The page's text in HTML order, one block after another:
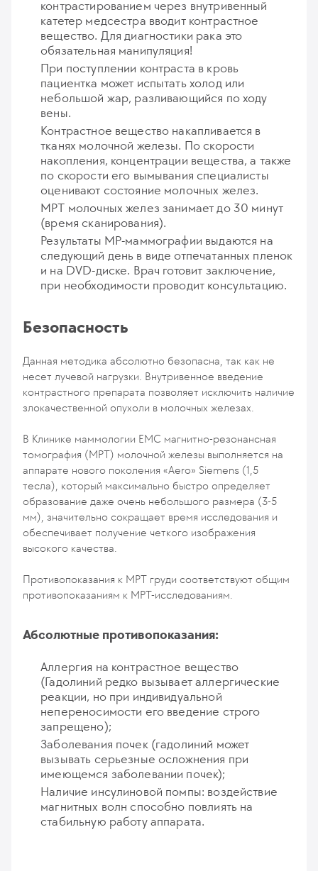
контрастированием через внутривенный
катетер медсестра вводит контрастное
вещество. Для диагностики рака это
обязательная манипуляция!
При поступлении контраста в кровь
пациентка может испытать холод или
небольшой жар, разливающийся по ходу
вены.
Контрастное вещество накапливается в
тканях молочной железы. По скорости
накопления, концентрации вещества, а также
по скорости его вымывания специалисты
оценивают состояние молочных желез.
МРТ молочных желез занимает до 30 минут
(время сканирования).
Результаты МР-маммографии выдаются на
следующий день в виде отпечатанных пленок
и на DVD-диске. Врач готовит заключение,
при необходимости проводит консультацию.
Безопасность
Данная методика абсолютно безопасна, так как не
несет лучевой нагрузки. Внутривенное введение
контрастного препарата позволяет исключить наличие
злокачественной опухоли в молочных железах.
В Клинике маммологии EMC магнитно-резонансная
томография (МРТ) молочной железы выполняется на
аппарате нового поколения «Aero» Siemens (1,5
тесла), который максимально быстро определяет
образование даже очень небольшого размера (3-5
мм), значительно сокращает время исследования и
обеспечивает получение четкого изображения
высокого качества.
Противопоказания к МРТ груди соответствуют общим
противопоказаниям к МРТ-исследованиям.
Абсолютные противопоказания:
Аллергия на контрастное вещество
(Гадолиний редко вызывает аллергические
реакции, но при индивидуальной
непереносимости его введение строго
запрещено);
Заболевания почек (гадолиний может
вызывать серьезные осложнения при
имеющемся заболевании почек);
Наличие инсулиновой помпы: воздействие
магнитных волн способно повлиять на
стабильную работу аппарата.